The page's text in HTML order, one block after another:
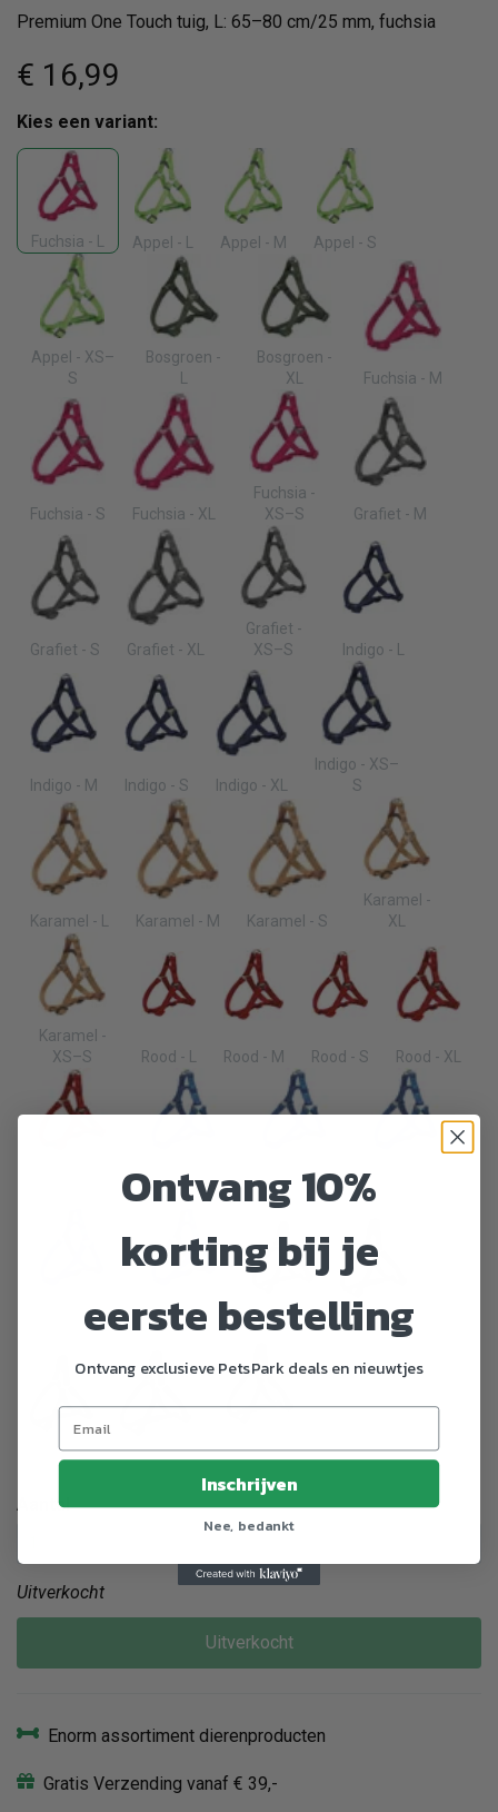
Premium One Touch tuig, L: 65–80 cm/25 mm, fuchsia
€ 16,99
Kies een variant:
Fuchsia - L Appel - L Appel - M Appel - S
Appel - XS–
S
Bosgroen -
L
Bosgroen -
XL
Fuchsia - M
Fuchsia - S Fuchsia - XL
Fuchsia -
XS–S
Grafiet - M
Grafiet - S Grafiet - XL
Grafiet -
XS–S
Indigo - L
Indigo - M Indigo - S Indigo - XL
Indigo - XS–
S
Karamel - L Karamel - M Karamel - S
Karamel -
XL
Karamel -
XS–S
Rood - L Rood - M Rood - S Rood - XL
Royal Blauw
- L
Royal Blauw
- M
Royal Blauw
Royal Blauw
- XL
Royal Blauw
- XS–S
Zwart - L Zwart - M
Zwart - S Zwart - XL
S
Aantal
Uitverkocht
Uitverkocht
Enorm assortiment dierenproducten
Gratis Verzending vanaf € 39,-
Ontvang 10%
korting bij je
eerste bestelling
Ontvang exclusieve PetsPark deals en nieuwtjes
Inschrijven
Nee, bedankt